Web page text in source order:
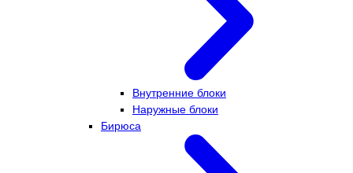
Внутренние блоки
Наружные блоки
Бирюса